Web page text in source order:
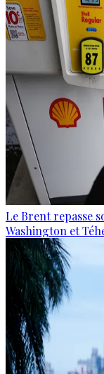
Le Brent repasse
Washington et